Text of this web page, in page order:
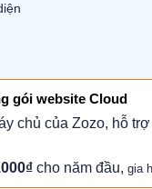
gói website Cloud
chủ của Zozo, hỗ
cho năm đầu, gia